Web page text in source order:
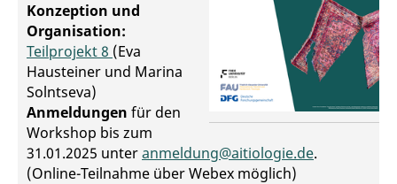
Konzeption und
Organisation:
Teilprojekt 8 (Eva
Hausteiner und Marina
Solntseva)
Anmeldungen für den
Workshop bis zum
31.01.2025 unteranmeldung@aitiologie.de.
(Online-Teilnahme über Webex möglich)